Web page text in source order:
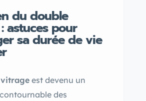
du double
astuces pour
sa durée de vie
est devenu un
des